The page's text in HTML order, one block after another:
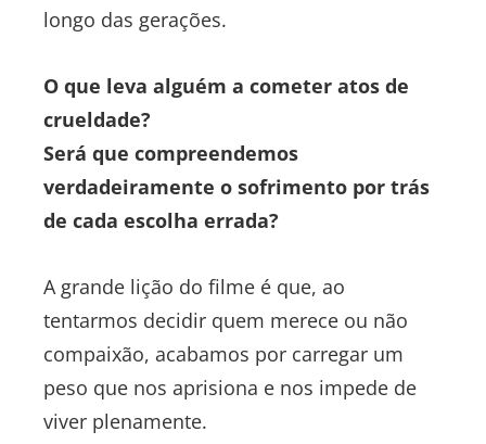
longo das gerações.
O que leva alguém a cometer atos de
crueldade?
Será que compreendemos
verdadeiramente o sofrimento por trás
de cada escolha errada?
A grande lição do filme é que, ao
tentarmos decidir quem merece ou não
compaixão, acabamos por carregar um
peso que nos aprisiona e nos impede de
viver plenamente.